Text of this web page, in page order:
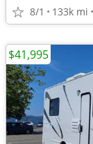
8/1 133k mi
$41,995